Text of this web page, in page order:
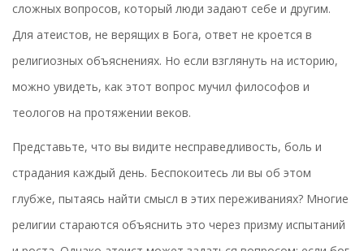
сложных вопросов, который люди задают себе и другим.
Для атеистов, не верящих в Бога, ответ не кроется в
религиозных объяснениях. Но если взглянуть на историю,
можно увидеть, как этот вопрос мучил философов и
теологов на протяжении веков.
Представьте, что вы видите несправедливость, боль и
страдания каждый день. Беспокоитесь ли вы об этом
глубже, пытаясь найти смысл в этих переживаниях? Многие
религии стараются объяснить это через призму испытаний